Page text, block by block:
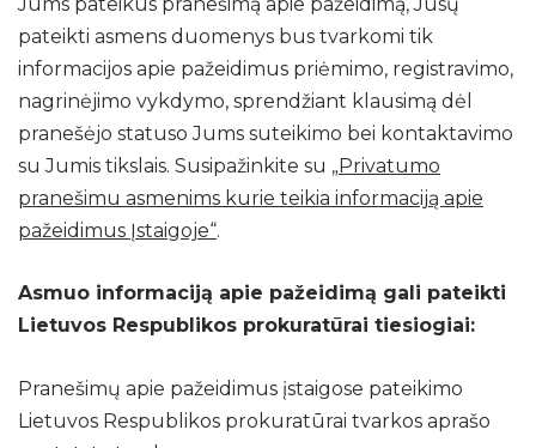
pateikti asmens duomenys bus tvarkomi tik
informacijos apie pažeidimus priėmimo, registravimo,
nagrinėjimo vykdymo, sprendžiant klausimą dėl
pranešėjo statuso Jums suteikimo bei kontaktavimo
su Jumis tikslais. Susipažinkite su „Privatumo
pranešimu asmenims kurie teikia informaciją apie
pažeidimus Įstaigoje“.
Asmuo informaciją apie pažeidimą gali pateikti
Lietuvos Respublikos prokuratūrai tiesiogiai:
Pranešimų apie pažeidimus įstaigose pateikimo
Lietuvos Respublikos prokuratūrai tvarkos aprašo